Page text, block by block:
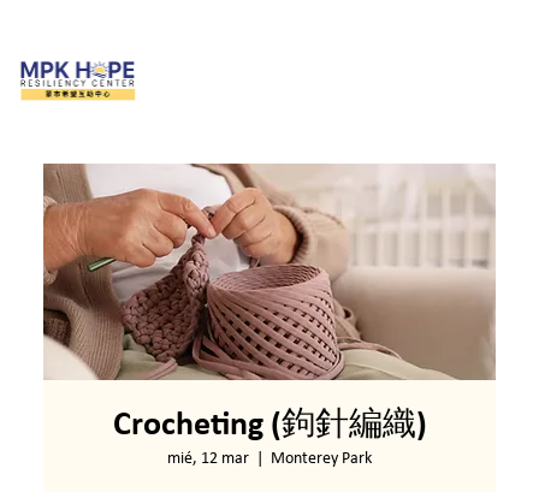
Crocheting (鉤針編織)
mié, 12 mar Monterey Park